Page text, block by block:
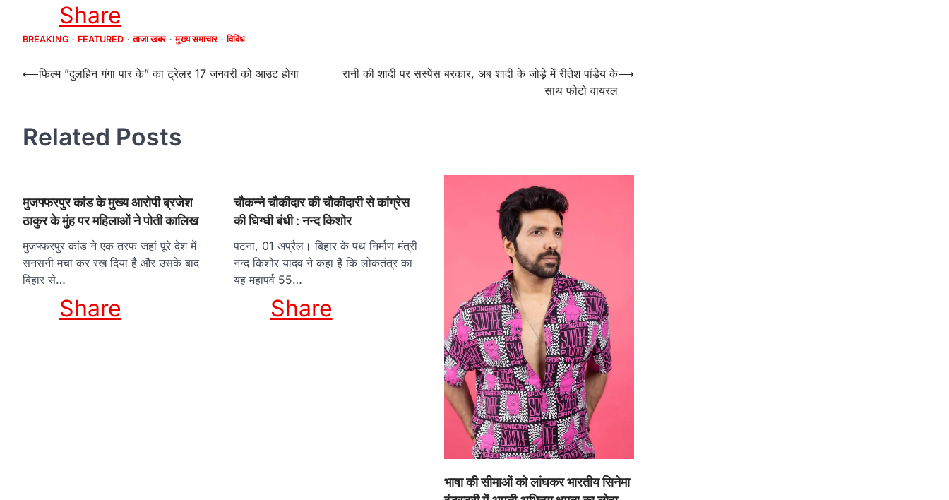
Share
BREAKING FEATURED ताजा खबर मुख्य समाचार विविध
Post
⟵फिल्म ”दुलहिन गंगा पार के” का ट्रेलर 17 जनवरी को आउट होगा
रानी की शादी पर सस्‍पेंस बरकार, अब शादी के जोड़े में रीतेश पांडेय के
साथ फोटो वायरल
⟶
Related Posts
मुजफ्फरपुर कांड के मुख्य आरोपी ब्रजेश
ठाकुर के मुंह पर महिलाओं ने पोती कालिख
मुजफ्फरपुर कांड ने एक तरफ जहां पूरे देश में
सनसनी मचा कर रख दिया है और उसके बाद
बिहार से…
Share
चौकन्ने चौकीदार की चौकीदारी से कांग्रेस
की घिग्घी बंधी : नन्द किशोर
पटना, 01 अप्रैल। बिहार के पथ निर्माण मंत्री
नन्द किशोर यादव ने कहा है कि लोकतंत्र का
यह महापर्व 55…
Share
भाषा की सीमाओं को लांघकर भारतीय सिनेमा